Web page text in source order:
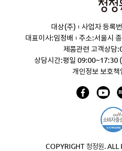
청
원
대상(주)
사업자 등록
대표이사:임정배
주소:서울시
제품관련 고객상담:
상담시간:평일 09:00~17:30
개인정보 보호책
COPYRIGHT 청정원. ALL